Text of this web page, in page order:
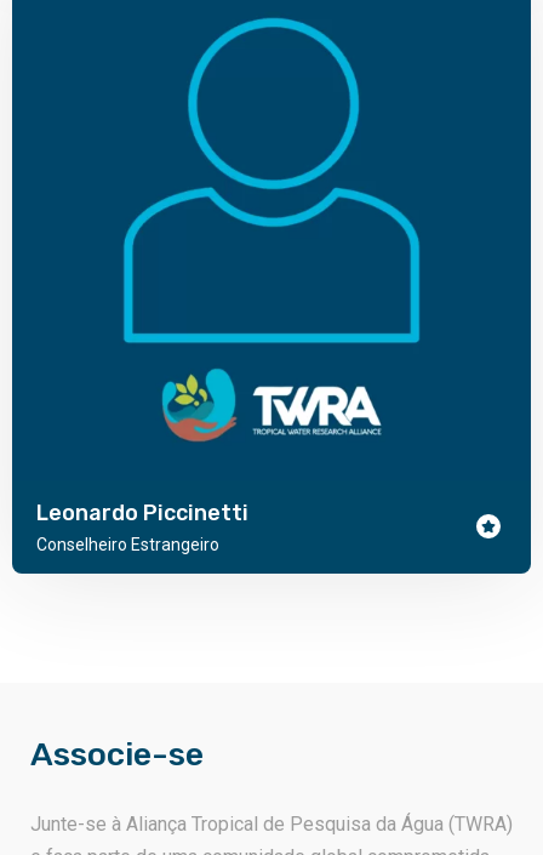
Leonardo Piccinetti
Conselheiro Estrangeiro
Associe-se
Junte-se à Aliança Tropical de Pesquisa da Água (TWRA)